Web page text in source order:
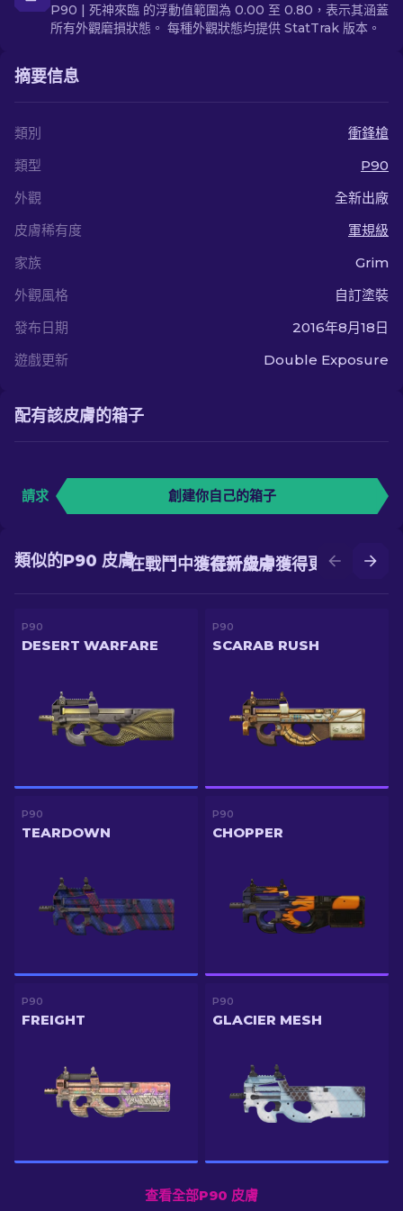
P90 | 死神來臨 的浮動值範圍為 0.00 至 0.80，表示其涵蓋
所有外觀磨損狀態。 每種外觀狀態均提供 StatTrak 版本。
摘要信息
類別
衝鋒槍
類型
P90
外觀
全新出廠
皮膚稀有度
軍規級
家族
Grim
外觀風格
自訂塗裝
發布日期
2016年8月18日
遊戲更新
Double Exposure
配有該皮膚的箱子
請求 創建你自己的箱子
在升級中獲得更好的皮膚
在戰鬥中獲得新皮膚
類似的P90 皮膚
P90
DESERT WARFARE
P90
SCARAB RUSH
P90
TEARDOWN
P90
CHOPPER
P90
FREIGHT
P90
GLACIER MESH
查看全部P90 皮膚